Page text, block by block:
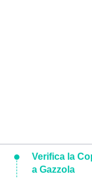
Verifica la
a Gazzola